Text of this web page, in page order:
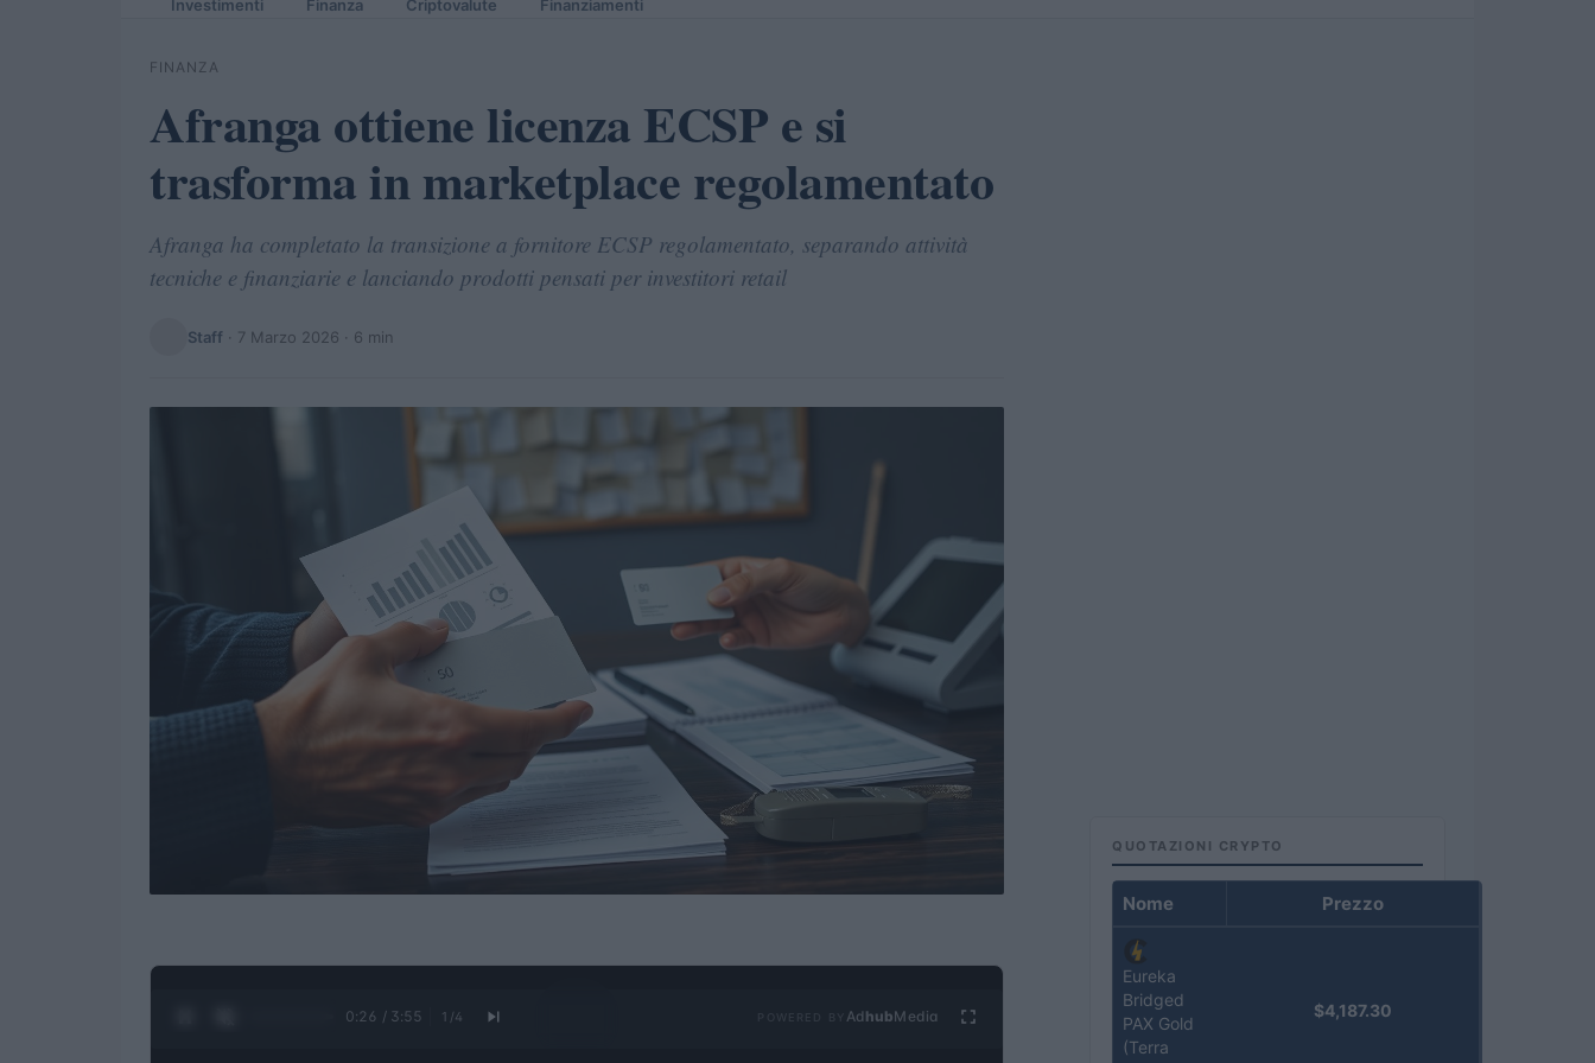
Investimenti Finanza Criptovalute Finanziamenti
FINANZA
Afranga ottiene licenza ECSP e si
trasforma in marketplace regolamentato
Afranga ha completato la transizione a fornitore ECSP regolamentato, separando attività
tecniche e finanziarie e lanciando prodotti pensati per investitori retail
Staff · 7 Marzo 2026 · 6 min
0:27 / 3:55 1 /4 Ad hubMedia
QUOTAZIONI CRYPTO
Nome Prezzo
Eureka
Bridged
PAX Gold
(Terra
$4,187.30